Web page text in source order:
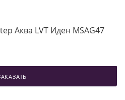
Аква LVT Иден MSAG47